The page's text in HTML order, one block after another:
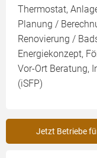
Thermostat,
Planung /
Renovierung /
Energiekonzept,
Vor-Ort Beratung,
(iSFP)
Jetzt Betriebe